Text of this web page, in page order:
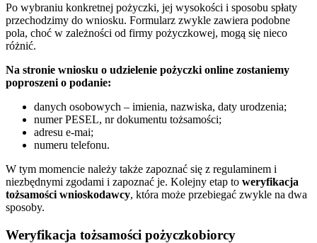
Po wybraniu konkretnej pożyczki, jej wysokości i sposobu spłaty
przechodzimy do wniosku. Formularz zwykle zawiera podobne
pola, choć w zależności od firmy pożyczkowej, mogą się nieco
różnić.
Na stronie wniosku o udzielenie pożyczki online zostaniemy
poproszeni o podanie:
danych osobowych – imienia, nazwiska, daty urodzenia;
numer PESEL, nr dokumentu tożsamości;
adresu e-mai;
numeru telefonu.
W tym momencie należy także zapoznać się z regulaminem i
niezbędnymi zgodami i zapoznać je. Kolejny etap to weryfikacja
tożsamości wnioskodawcy, która może przebiegać zwykle na dwa
sposoby.
Weryfikacja tożsamości pożyczkobiorcy